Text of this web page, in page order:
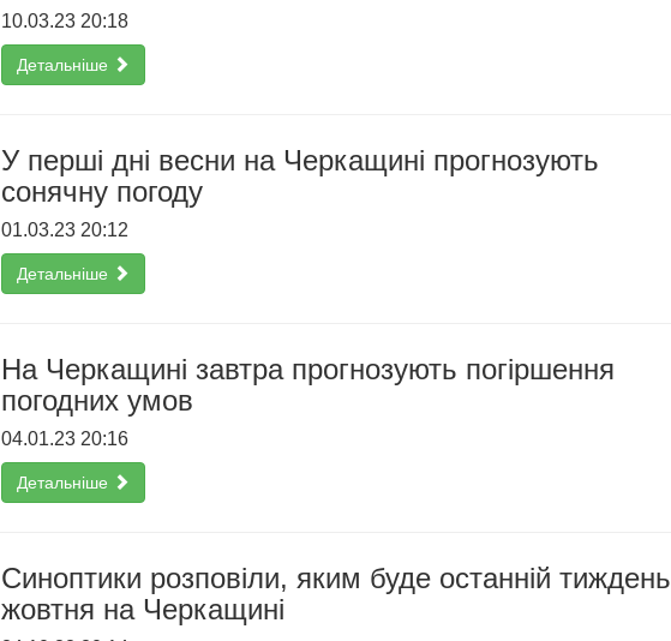
10.03.23 20:18
Детальніше
У перші дні весни на Черкащині прогнозують
сонячну погоду
01.03.23 20:12
Детальніше
На Черкащині завтра прогнозують погіршення
погодних умов
04.01.23 20:16
Детальніше
Синоптики розповіли, яким буде останній тиждень
жовтня на Черкащині